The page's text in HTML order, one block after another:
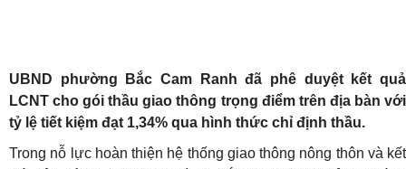
UBND phường Bắc Cam Ranh đã phê duyệt kết quả
LCNT cho gói thầu giao thông trọng điểm trên địa bàn với
tỷ lệ tiết kiệm đạt 1,34% qua hình thức chỉ định thầu.
Trong nỗ lực hoàn thiện hệ thống giao thông nông thôn và kết